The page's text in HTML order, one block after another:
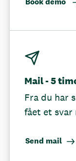
Mail - 5
Fra du har
fået et svar
Send mail